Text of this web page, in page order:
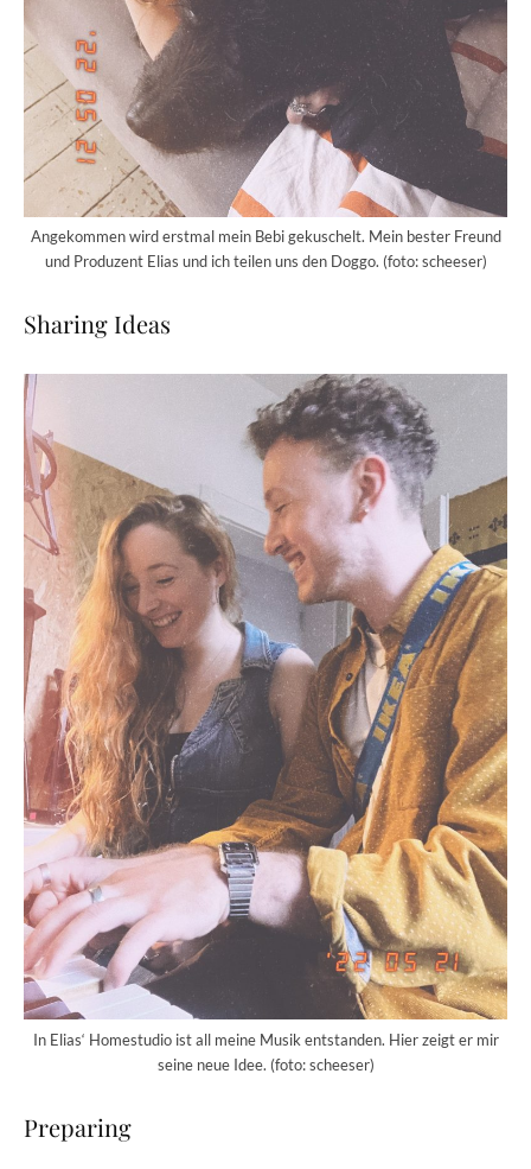
Angekommen wird erstmal mein Bebi gekuschelt. Mein bester Freund
und Produzent Elias und ich teilen uns den Doggo. (foto: scheeser)
Sharing Ideas
In Elias‘ Homestudio ist all meine Musik entstanden. Hier zeigt er mir
seine neue Idee. (foto: scheeser)
Preparing